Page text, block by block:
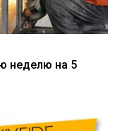
неделю на 5